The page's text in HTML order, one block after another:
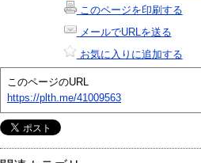
このページを印刷する
メールでURLを送る
お気に入りに追加する
このページのURL
https://plth.me/41009563